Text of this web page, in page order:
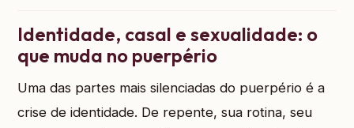
Identidade, casal e sexualidade: o
que muda no puerpério
Uma das partes mais silenciadas do puerpério é a
crise de identidade. De repente, sua rotina, seu